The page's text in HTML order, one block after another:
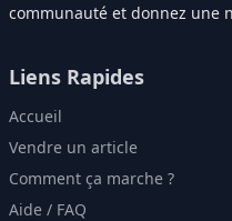
communauté et donnez une
Liens Rapides
Accueil
Vendre un article
Comment ça marche ?
Aide / FAQ